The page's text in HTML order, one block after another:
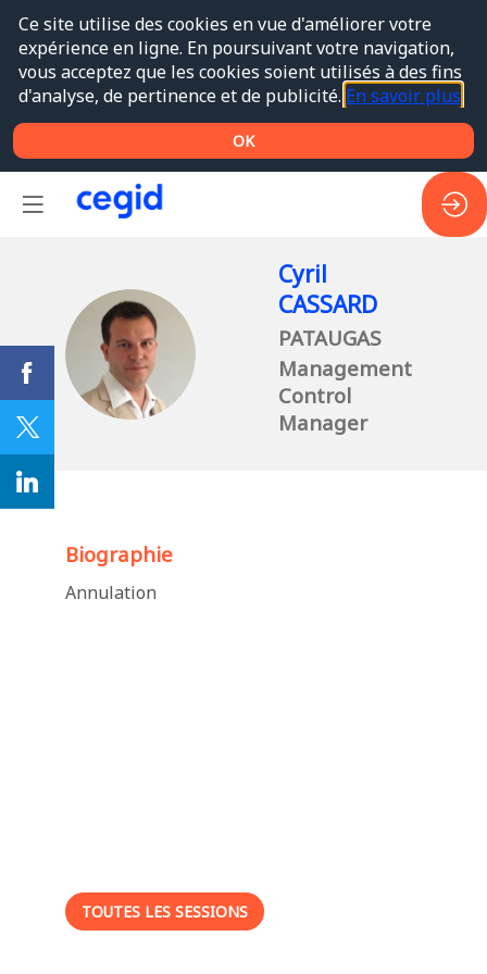
CC
Cyril
CASSARD
PATAUGAS
Management
Control
Manager
Biographie
Annulation
TOUTES LES SESSIONS
Ce site utilise des cookies en vue d'améliorer votre
expérience en ligne. En poursuivant votre navigation,
vous acceptez que les cookies soient utilisés à des fins
d'analyse, de pertinence et de publicité. En savoir plus
OK